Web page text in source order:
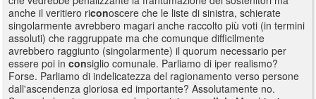
anche il veritiero riconoscere che le liste di sinistra, schierate
singolarmente avrebbero magari anche raccolto più voti (in termini
assoluti) che raggruppate ma che comunque difficilmente
avrebbero raggiunto (singolarmente) il quorum necessario per
essere poi in consiglio comunale. Parliamo di iper realismo?
Forse. Parliamo di indelicatezza del ragionamento verso persone
dall'ascendenza gloriosa ed importante? Assolutamente no.